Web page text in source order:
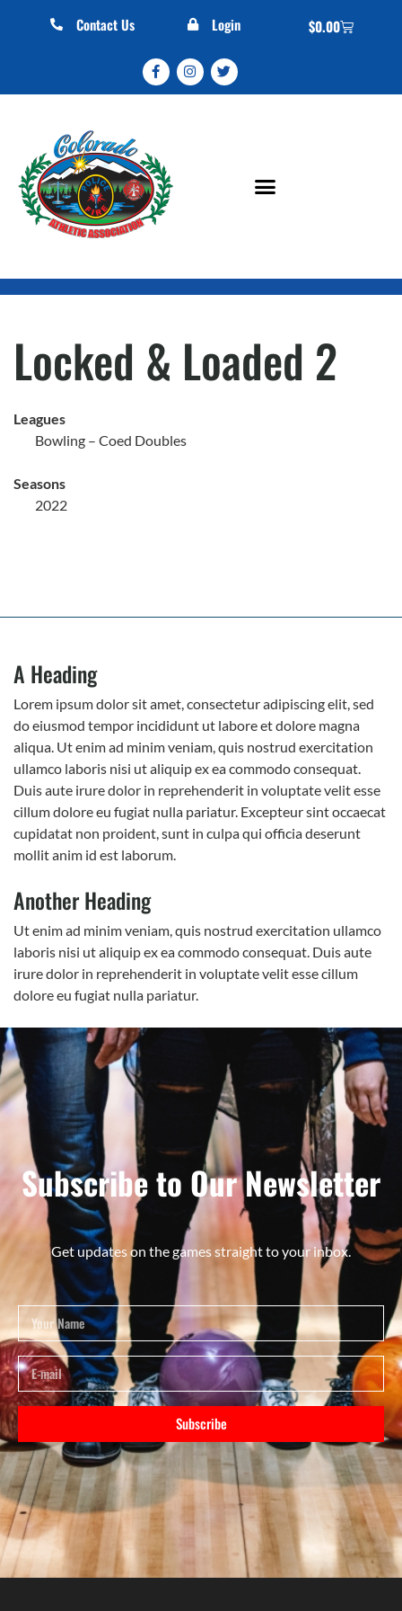
Contact Us Login $0.00
Locked & Loaded 2
Leagues
Bowling – Coed Doubles
Seasons
2022
A Heading
Lorem ipsum dolor sit amet, consectetur adipiscing elit, sed
do eiusmod tempor incididunt ut labore et dolore magna
aliqua. Ut enim ad minim veniam, quis nostrud exercitation
ullamco laboris nisi ut aliquip ex ea commodo consequat.
Duis aute irure dolor in reprehenderit in voluptate velit esse
cillum dolore eu fugiat nulla pariatur. Excepteur sint occaecat
cupidatat non proident, sunt in culpa qui officia deserunt
mollit anim id est laborum.
Another Heading
Ut enim ad minim veniam, quis nostrud exercitation ullamco
laboris nisi ut aliquip ex ea commodo consequat. Duis aute
irure dolor in reprehenderit in voluptate velit esse cillum
dolore eu fugiat nulla pariatur.
Subscribe to Our Newsletter
Get updates on the games straight to your inbox.
Subscribe